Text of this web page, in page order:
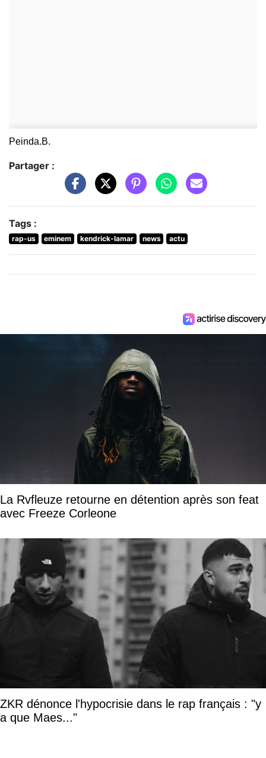
Peinda.B.
Partager :
Tags :
rap-us eminem kendrick-lamar news actu
La Rvfleuze retourne en détention après son feat
avec Freeze Corleone
ZKR dénonce l'hypocrisie dans le rap français : "y
a que Maes..."